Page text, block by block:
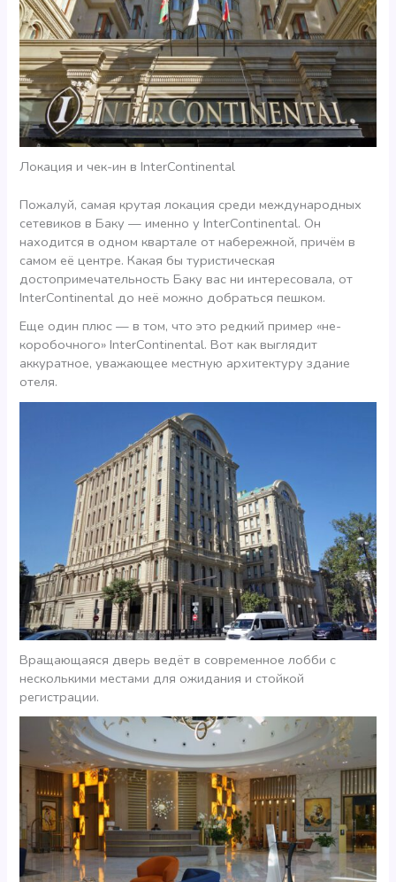
Локация и чек-ин в InterContinental
Пожалуй, самая крутая локация среди международных
сетевиков в Баку — именно у InterContinental. Он
находится в одном квартале от набережной, причём в
самом её центре. Какая бы туристическая
достопримечательность Баку вас ни интересовала, от
InterContinental до неё можно добраться пешком.
Еще один плюс — в том, что это редкий пример «не-
коробочного» InterContinental. Вот как выглядит
аккуратное, уважающее местную архитектуру здание
отеля.
Вращающаяся дверь ведёт в современное лобби с
несколькими местами для ожидания и стойкой
регистрации.